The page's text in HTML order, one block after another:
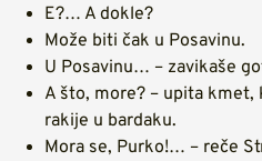
E?… A dokle?
Može biti čak u Posavinu.
U Posavinu… – zavikaše
A što, more? – upita kmet,
rakije u bardaku.
Mora se, Purko!… – reče